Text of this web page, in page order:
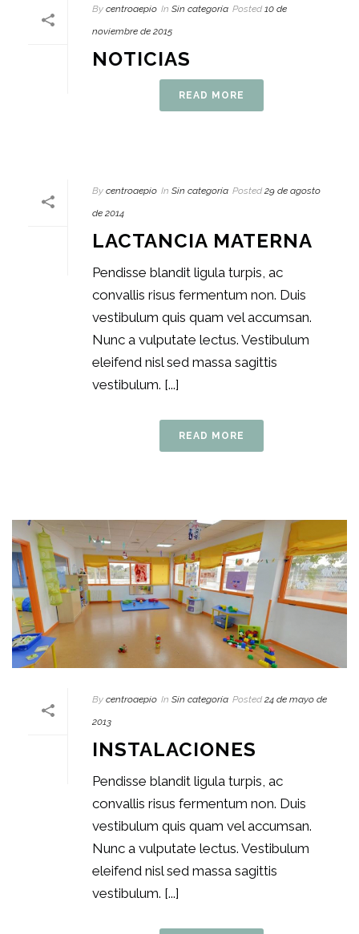
By centroaepio In Sin categoría Posted 10 de
noviembre de 2015
NOTICIAS
READ MORE
By centroaepio In Sin categoría Posted 29 de agosto
de 2014
LACTANCIA MATERNA
Pendisse blandit ligula turpis, ac
convallis risus fermentum non. Duis
vestibulum quis quam vel accumsan.
Nunc a vulputate lectus. Vestibulum
eleifend nisl sed massa sagittis
vestibulum. [...]
READ MORE
By centroaepio In Sin categoría Posted 24 de mayo de
2013
INSTALACIONES
Pendisse blandit ligula turpis, ac
convallis risus fermentum non. Duis
vestibulum quis quam vel accumsan.
Nunc a vulputate lectus. Vestibulum
eleifend nisl sed massa sagittis
vestibulum. [...]